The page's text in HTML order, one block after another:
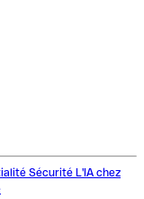
Sécurité L'IA chez